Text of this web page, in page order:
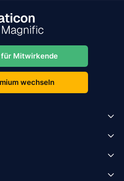
für Mitwirkende
wechseln